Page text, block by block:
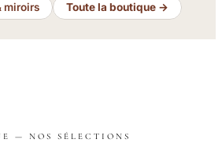
miroirs
Toute la boutique →
— NOS SÉLECTIONS